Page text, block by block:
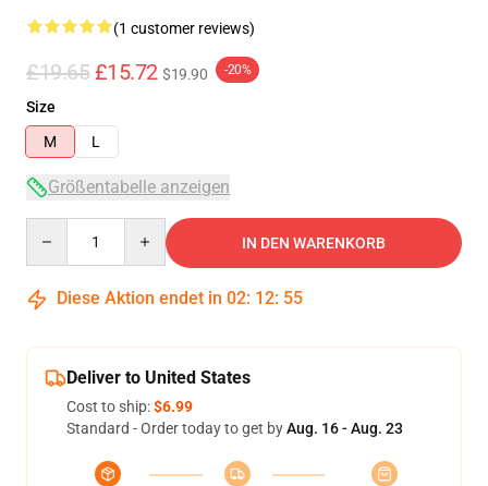
(1 customer reviews)
£19.65 £15.72 $19.90 -20%
Size
M
L
Größentabelle anzeigen
IN DEN WARENKORB
Diese Aktion endet in 02: 12: 54
Deliver to United States
Cost to ship:$6.99
Standard - Order today to get byAug. 16 - Aug. 23